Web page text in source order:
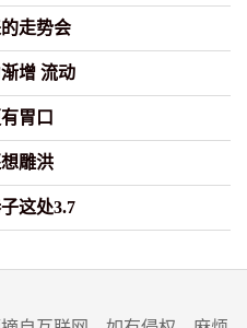
走势会
增 流动
胃口
雕洪
这处3.7